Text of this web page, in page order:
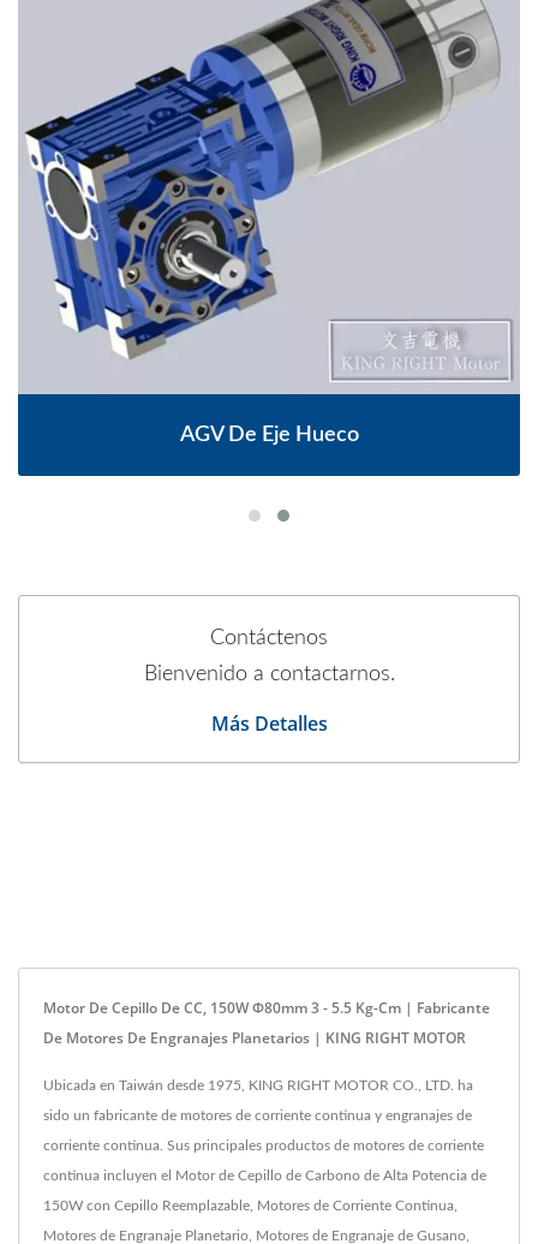
AGV De Eje Hueco
Contáctenos
Bienvenido a contactarnos.
Más Detalles
Motor De Cepillo De CC, 150W Φ80mm 3 - 5.5 Kg-Cm | Fabricante
De Motores De Engranajes Planetarios | KING RIGHT MOTOR
Ubicada en Taiwán desde 1975, KING RIGHT MOTOR CO., LTD. ha
sido un fabricante de motores de corriente continua y engranajes de
corriente continua. Sus principales productos de motores de corriente
continua incluyen el Motor de Cepillo de Carbono de Alta Potencia de
150W con Cepillo Reemplazable, Motores de Corriente Continua,
Motores de Engranaje Planetario, Motores de Engranaje de Gusano,